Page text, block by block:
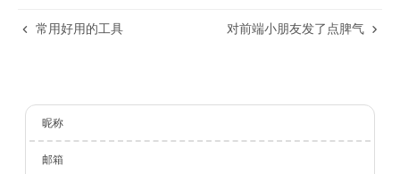
常用好用的工具 对前端小朋友发了点脾气
昵称
邮箱